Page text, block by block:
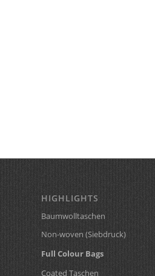
HIGHLIGHTS
Baumwolltaschen
Non-woven (Siebdruck)
Full Colour Bags
Coated Taschen